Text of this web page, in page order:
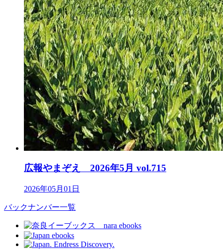
広報やまぞえ 2026年5月 vol.715
2026年05月01日
バックナンバー一覧